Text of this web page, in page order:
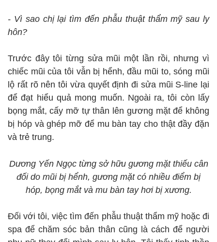
- Vì sao chị lại tìm đến phẫu thuật thẩm mỹ sau ly
hôn?
Trước đây tôi từng sửa mũi một lần rồi, nhưng vì
chiếc mũi của tôi vẫn bị hểnh, đầu mũi to, sóng mũi
lộ rất rõ nên tôi vừa quyết định đi sửa mũi S-line lại
để đạt hiểu quả mong muốn. Ngoài ra, tôi còn lấy
bọng mắt, cấy mỡ tự thân lên gương mặt để không
bị hóp và ghép mỡ để mu bàn tay cho thật đầy đặn
và trẻ trung.
Dương Yến Ngọc từng sở hữu gương mặt thiếu cân
đối do mũi bị hểnh, gương mặt có nhiều điểm bị
hóp, bọng mắt và mu bàn tay hơi bị xương.
Đối với tôi, việc tìm đến phẫu thuật thẩm mỹ hoặc đi
spa để chăm sóc bản thân cũng là cách để người